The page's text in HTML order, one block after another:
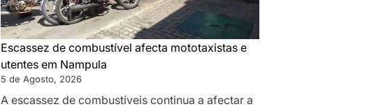
Escassez de combustível afecta mototaxistas e
utentes em Nampula
5 de Agosto, 2026
A escassez de combustíveis continua a afectar a